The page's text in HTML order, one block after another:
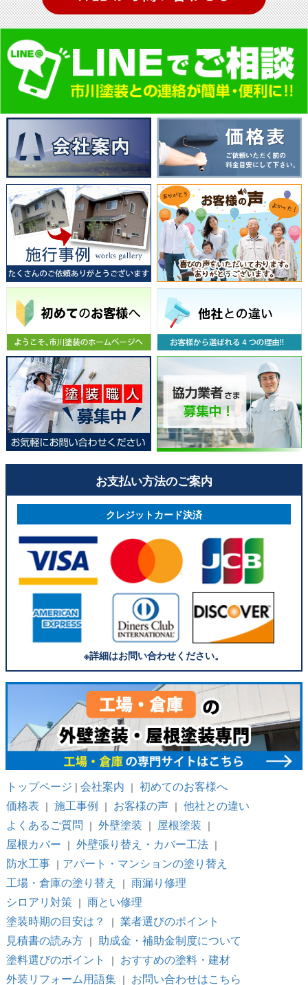
お支払い方法のご案内
クレジットカード決済
※詳細はお問い合わせください。
トップページ | 会社案内 ｜ 初めてのお客様へ
価格表 ｜ 施工事例 ｜ お客様の声｜ 他社との違い
よくあるご質問 ｜ 外壁塗装 ｜ 屋根塗装 ｜
屋根カバー ｜ 外壁張り替え・カバー工法｜
防水工事｜ アパート・マンションの塗り替え
工場・倉庫の塗り替え
｜ 雨漏り修理
シロアリ対策｜ 雨とい修理
塗装時期の目安は？
｜ 業者選びのポイント
見積書の読み方｜ 助成金・補助金制度について
塗料選びのポイント
｜ おすすめの塗料・建材
外装リフォーム用語集｜ お問い合わせはこちら